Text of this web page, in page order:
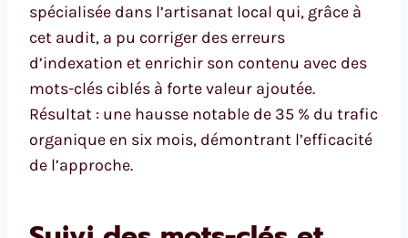
spécialisée dans l’artisanat local qui, grâce à
cet audit, a pu corriger des erreurs
d’indexation et enrichir son contenu avec des
mots-clés ciblés à forte valeur ajoutée.
Résultat : une hausse notable de 35 % du trafic
organique en six mois, démontrant l’efficacité
de l’approche.